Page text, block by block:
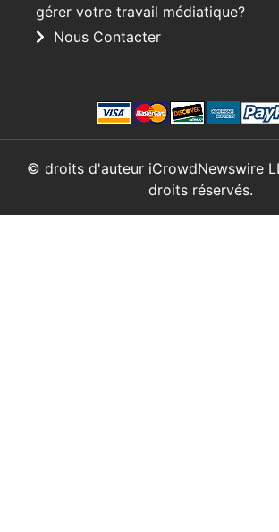
gérer votre travail médiatique?
Nous Contacter
© droits d'auteur iCrowdNewswire
droits réservés.